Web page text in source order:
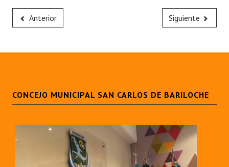
Anterior Siguiente
CONCEJO MUNICIPAL SAN CARLOS DE BARILOCHE